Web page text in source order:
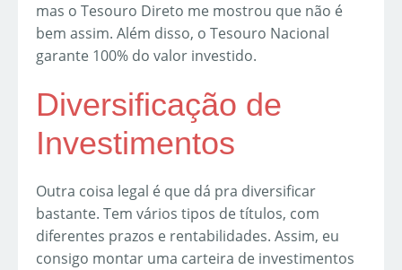
mas o Tesouro Direto me mostrou que não é
bem assim. Além disso, o Tesouro Nacional
garante 100% do valor investido.
Diversificação de
Investimentos
Outra coisa legal é que dá pra diversificar
bastante. Tem vários tipos de títulos, com
diferentes prazos e rentabilidades. Assim, eu
consigo montar uma carteira de investimentos